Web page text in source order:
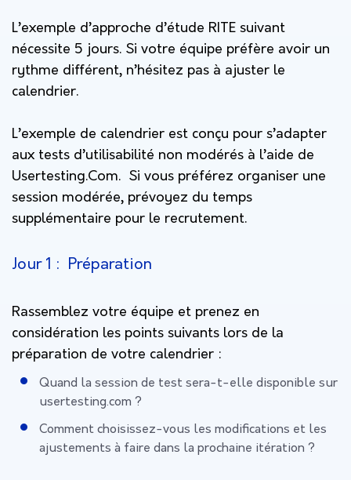
L’exemple d’approche d’étude RITE suivant
nécessite 5 jours. Si votre équipe préfère avoir un
rythme différent, n’hésitez pas à ajuster le
calendrier.
L’exemple de calendrier est conçu pour s’adapter
aux tests d’utilisabilité non modérés à l’aide de
Usertesting.Com. Si vous préférez organiser une
session modérée, prévoyez du temps
supplémentaire pour le recrutement.
Jour 1 : Préparation
Rassemblez votre équipe et prenez en
considération les points suivants lors de la
préparation de votre calendrier :
Quand la session de test sera-t-elle disponible sur
usertesting.com ?
Comment choisissez-vous les modifications et les
ajustements à faire dans la prochaine itération ?